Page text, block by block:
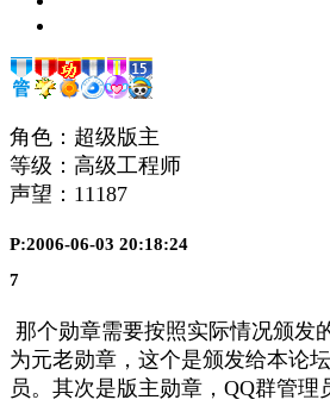
角色：超级版主
等级：高级工程师
声望： 11187
P:2006-06-03 20:18:24
7
那个勋章需要按照实际情况颁发
为元老勋章，这个是颁发给本论
员。其次是版主勋章，QQ群管理